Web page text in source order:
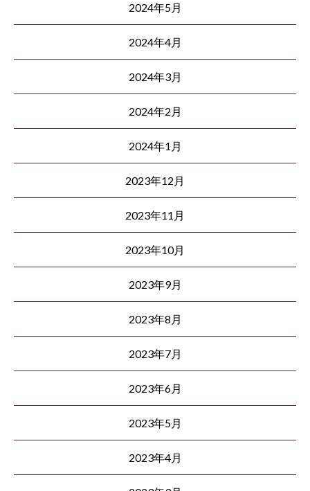
2024年5月
2024年4月
2024年3月
2024年2月
2024年1月
2023年12月
2023年11月
2023年10月
2023年9月
2023年8月
2023年7月
2023年6月
2023年5月
2023年4月